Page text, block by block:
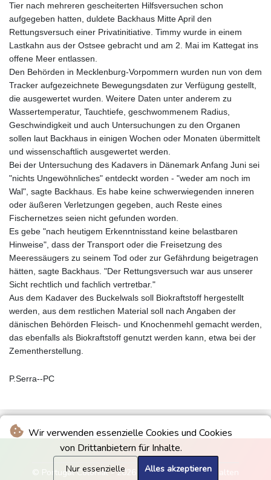
Wir verwenden essenzielle Cookies und Cookies
von Drittanbietern für Inhalte.
Nur essenzielle Alles akzeptieren
Tier nach mehreren gescheiterten Hilfsversuchen schon
aufgegeben hatten, duldete Backhaus Mitte April den
Rettungsversuch einer Privatinitiative. Timmy wurde in einem
Lastkahn aus der Ostsee gebracht und am 2. Mai im Kattegat ins
offene Meer entlassen.
Den Behörden in Mecklenburg-Vorpommern wurden nun von dem
Tracker aufgezeichnete Bewegungsdaten zur Verfügung gestellt,
die ausgewertet wurden. Weitere Daten unter anderem zu
Wassertemperatur, Tauchtiefe, geschwommenem Radius,
Geschwindigkeit und auch Untersuchungen zu den Organen
sollen laut Backhaus in einigen Wochen oder Monaten übermittelt
und wissenschaftlich ausgewertet werden.
Bei der Untersuchung des Kadavers in Dänemark Anfang Juni sei
"nichts Ungewöhnliches" entdeckt worden - "weder am noch im
Wal", sagte Backhaus. Es habe keine schwerwiegenden inneren
oder äußeren Verletzungen gegeben, auch Reste eines
Fischernetzes seien nicht gefunden worden.
Es gebe "nach heutigem Erkenntnisstand keine belastbaren
Hinweise", dass der Transport oder die Freisetzung des
Meeressäugers zu seinem Tod oder zur Gefährdung beigetragen
hätten, sagte Backhaus. "Der Rettungsversuch war aus unserer
Sicht rechtlich und fachlich vertretbar."
Aus dem Kadaver des Buckelwals soll Biokraftstoff hergestellt
werden, aus dem restlichen Material soll nach Angaben der
dänischen Behörden Fleisch- und Knochenmehl gemacht werden,
das ebenfalls als Biokraftstoff genutzt werden kann, etwa bei der
Zementherstellung.
P.Serra--PC
© Portugal Colonial - 2026 - Alle Rechte vorbehalten